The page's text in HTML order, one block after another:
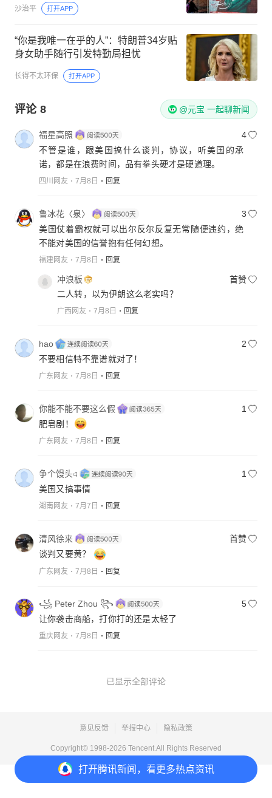
打开腾讯新闻，看更多热点资讯
沙治平 打开APP
“你是我唯一在乎的人”：特朗普34岁贴
身女助手随行引发特勤局担忧
长得不太环保 打开APP
评论 8 @元宝 一起聊新闻
福星高照
4
不管是谁，跟美国搞什么谈判，协议，听美国的承
诺，都是在浪费时间，品有拳头硬才是硬道理。
四川网友 7月8日 回复
鲁冰花〈泉〉
3
美国仗着霸权就可以出尔反尔反复无常随便违约，绝
不能对美国的信誉抱有任何幻想。
福建网友 7月8日 回复
冲浪板
首赞
二人转，以为伊朗这么老实吗？
广西网友 7月8日 回复
hao
2
不要相信特不靠谱就对了！
广东网友 7月8日 回复
你能不能不要这么假
1
肥皂剧！
广东网友 7月8日 回复
争个馒头এ
1
美国又搞事情
湖南网友 7月7日 回复
清风徐来
首赞
谈判又要黄？
广东网友 7月8日 回复
꧁ Peter Zhou ꧂
5
让你袭击商船，打你打的还是太轻了
重庆网友 7月8日 回复
已显示全部评论
意见反馈 举报中心 隐私政策
Copyright© 1998-2026 Tencent.All Rights Reserved